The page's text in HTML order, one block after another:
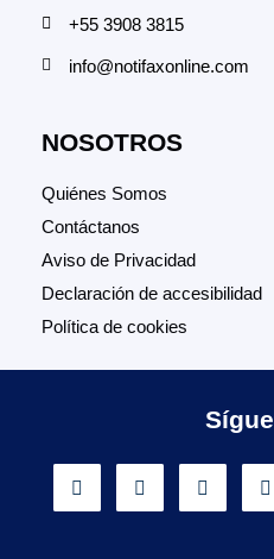
+55 3908 3815
info@notifaxonline.com
NOSOTROS
Quiénes Somos
Contáctanos
Aviso de Privacidad
Declaración de accesibilidad
Política de cookies